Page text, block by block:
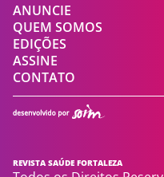
ANUNCIE
QUEM SOMOS
EDIÇÕES
ASSINE
CONTATO
REVISTA SAÚDE FORTALEZA